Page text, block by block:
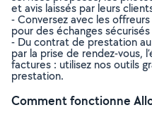
et avis laissés par leurs
- Conversez avec les
pour des échanges
- Du contrat de prestation
par la prise de rendez-vous,
factures : utilisez nos outils
prestation.
Comment fonctionne